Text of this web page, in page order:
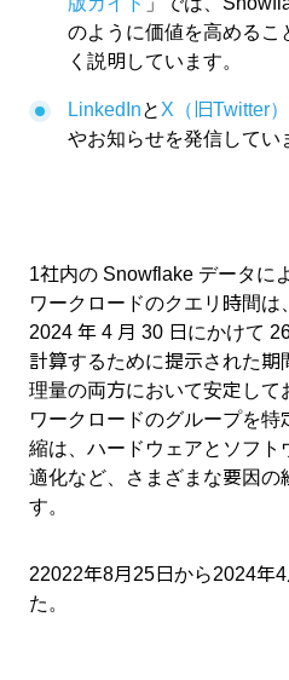
のように価値を高めるこ
く説明しています。
LinkedInと X（旧Twitter）
やお知らせを発信してい
1社内の Snowflake データに
ワークロードのクエリ時間は
2024 年 4 月 30 日にかけて
計算するために提示された
理量の両方において安定して
ワークロードのグループを
縮は、ハードウェアとソフ
適化など、さまざまな要因の
す。
22022年8月25日から2024年
た。